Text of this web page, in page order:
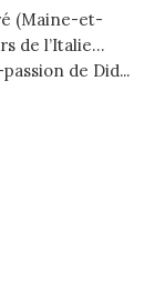
(Maine-et-
de l’Italie…
de Did...